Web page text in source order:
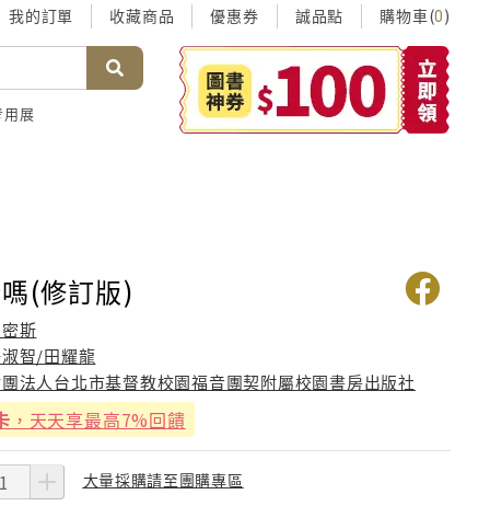
我的訂單 收藏商品 優惠券 誠品點 購物車(0)
用展
(修訂版)
斯
智/田耀龍
法人台北市基督教校園福音團契附屬校園書房出版社
，天天享最高7%回饋
大量採購請至團購專區